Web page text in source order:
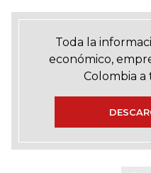
Toda la
económico,
Colombia a